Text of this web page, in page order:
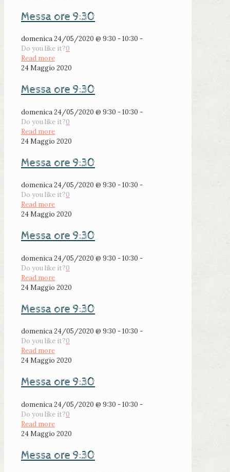
Messa ore 9:30
domenica 24/05/2020 @ 9:30 - 10:30 -
Do you like it?0
Read more
24 Maggio 2020
Messa ore 9:30
domenica 24/05/2020 @ 9:30 - 10:30 -
Do you like it?0
Read more
24 Maggio 2020
Messa ore 9:30
domenica 24/05/2020 @ 9:30 - 10:30 -
Do you like it?0
Read more
24 Maggio 2020
Messa ore 9:30
domenica 24/05/2020 @ 9:30 - 10:30 -
Do you like it?0
Read more
24 Maggio 2020
Messa ore 9:30
domenica 24/05/2020 @ 9:30 - 10:30 -
Do you like it?0
Read more
24 Maggio 2020
Messa ore 9:30
domenica 24/05/2020 @ 9:30 - 10:30 -
Do you like it?0
Read more
24 Maggio 2020
Messa ore 9:30